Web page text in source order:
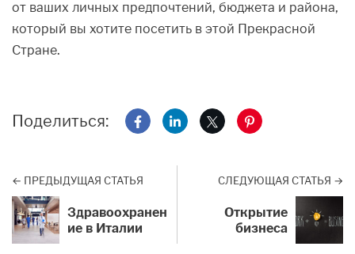
от ваших личных предпочтений, бюджета и района,
который вы хотите посетить в этой Прекрасной
Стране.
Поделиться: Поделиться на Facebook
Поделиться на LinkedIn
Поделиться на X
Поделиться на
← ПРЕДЫДУЩАЯ СТАТЬЯ
Здравоохранен
ие в Италии
СЛЕДУЮЩАЯ СТАТЬЯ →
Открытие
бизнеса